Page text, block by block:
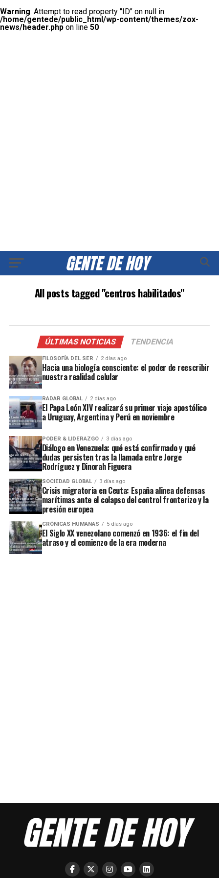
Warning: Attempt to read property "ID" on null in
/home/gentede/public_html/wp-content/themes/zox-
news/header.php on line 50
All posts tagged "centros habilitados"
ÚLTIMAS NOTICIAS TENDENCIA
FILOSOFÍA DEL SER 2 días ago
Hacia una biología consciente: el poder de reescribir
nuestra realidad celular
RADAR GLOBAL 2 días ago
El Papa León XIV realizará su primer viaje apostólico
a Uruguay, Argentina y Perú en noviembre
PODER & LIDERAZGO 3 días ago
Diálogo en Venezuela: qué está confirmado y qué
dudas persisten tras la llamada entre Jorge
Rodríguez y Dinorah Figuera
SOCIEDAD GLOBAL 3 días ago
Crisis migratoria en Ceuta: España alinea defensas
marítimas ante el colapso del control fronterizo y la
presión europea
CRÓNICAS HUMANAS 5 días ago
El Siglo XX venezolano comenzó en 1936: el fin del
atraso y el comienzo de la era moderna